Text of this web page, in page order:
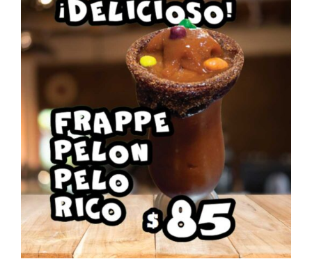
PEDIR AHORA
/
DETAILS